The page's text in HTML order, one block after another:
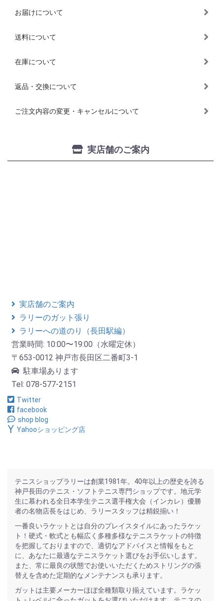
お届けについて
送料について
在庫について
返品・交換について
ご注文内容の変更・キャンセルについて
実店舗のご案内
実店舗のご案内
ラリーのガット張り
ラリーへの道のり（長田駅編）
営業時間: 10:00〜19:00（水曜定休）
〒653-0012 神戸市長田区二番町3-1
駐車場あります
Tel: 078-577-2151
Twitter
facebook
shop blog
Yahooショッピング店
テニスショップラリーは創業1981年。40年以上の歴史を誇る
神戸長田のテニス・ソフトテニス専門ショップです。地元学
生に慕われる全日本学生テニス選手権大会（インカレ）優勝
者の名物店長をはじめ、ラリースタッフは精鋭揃い！
一番良いラケットとは自分のプレイスタイルにあったラケッ
ト！硬式・軟式とも幅広く多種多様なテニスラケットの特徴
を把握しておりますので、適切なアドバイスと情報をもと
に、あなたに最適なテニスラケット選びをお手伝いします。
また、常に最良の状態でお使いいただくためストリングの張
替えを含めた定期的なメンテナンスも承ります。
ガットは主要メーカーほぼ全種類取り揃えています。ラケッ